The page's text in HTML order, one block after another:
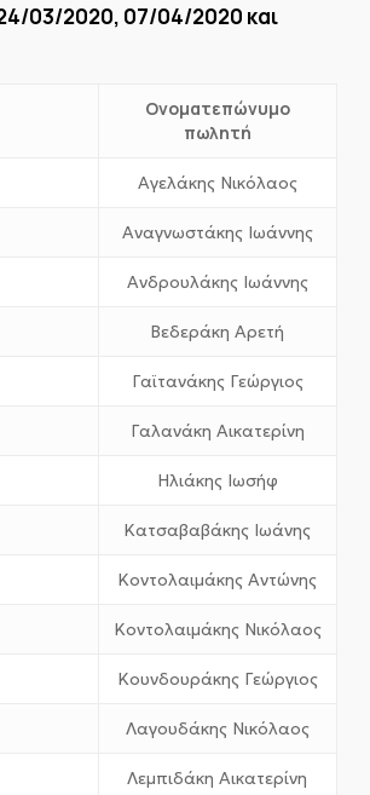
24/03/2020, 07/04/2020 και
Ονοματεπώνυμο
πωλητή
Αγελάκης Νικόλαος
Αναγνωστάκης Ιωάννης
Ανδρουλάκης Ιωάννης
Βεδεράκη Αρετή
Γαϊτανάκης Γεώργιος
Γαλανάκη Αικατερίνη
Ηλιάκης Ιωσήφ
Κατσαβαβάκης Ιωάνης
Κοντολαιμάκης Αντώνης
Κοντολαιμάκης Νικόλαος
Κουνδουράκης Γεώργιος
Λαγουδάκης Νικόλαος
Λεμπιδάκη Αικατερίνη